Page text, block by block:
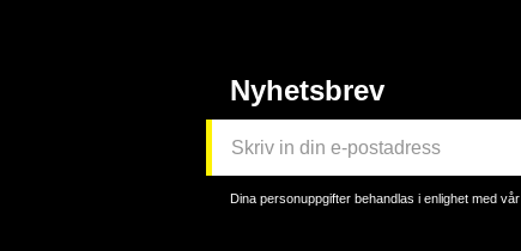
Nyhetsbrev
Dina personuppgifter behandlas i enlighet med vår